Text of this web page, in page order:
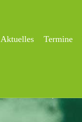
Aktuelles Termine